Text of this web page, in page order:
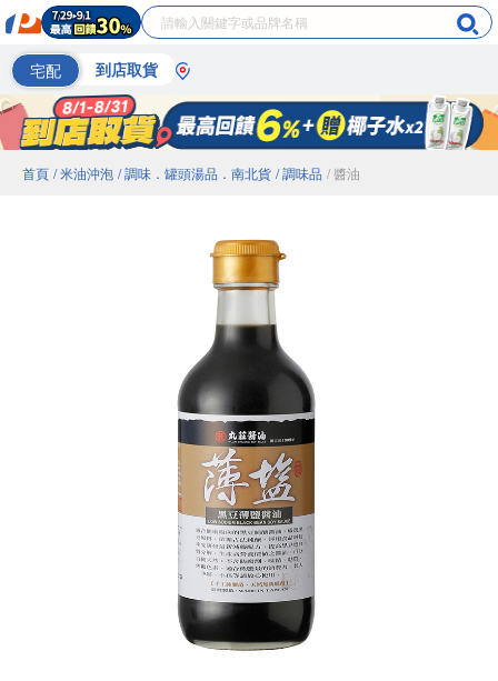
宅配 到店取貨
首頁 / 米油沖泡 / 調味．罐頭湯品．南北貨 / 調味品 / 醬油